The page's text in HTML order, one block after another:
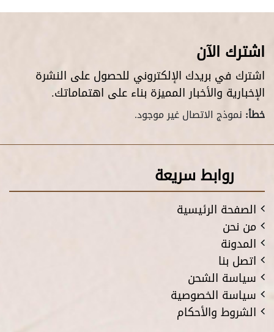
اشترك الآن
اشترك في بريدك الإلكتروني للحصول على النشرة
الإخبارية والأخبار المميزة بناء على اهتماماتك.
خطأ: نموذج الاتصال غير موجود.
روابط سريعة
الصفحة الرئيسية
من نحن
المدونة
اتصل بنا
سياسة الشحن
سياسة الخصوصية
الشروط والأحكام